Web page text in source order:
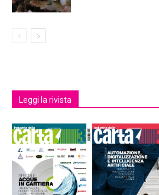
Leggi la rivista